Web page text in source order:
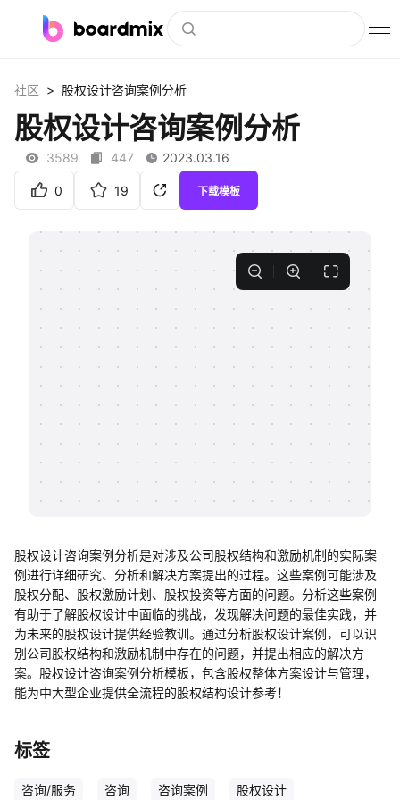
社区资源
下载
私有化部署
客户案例
帮助中心
社区 > 股权设计咨询案例分析
股权设计咨询案例分析
3589 447 2023.03.16
0 19 下载模板
股权设计咨询案例分析是对涉及公司股权结构和激励机制的实际案
例进行详细研究、分析和解决方案提出的过程。这些案例可能涉及
股权分配、股权激励计划、股权投资等方面的问题。分析这些案例
有助于了解股权设计中面临的挑战，发现解决问题的最佳实践，并
为未来的股权设计提供经验教训。通过分析股权设计案例，可以识
别公司股权结构和激励机制中存在的问题，并提出相应的解决方
案。股权设计咨询案例分析模板，包含股权整体方案设计与管理，
能为中大型企业提供全流程的股权结构设计参考！
标签
咨询/服务 咨询 咨询案例 股权设计